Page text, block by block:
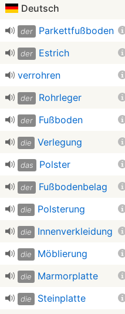
Deutsch
der Parkettfußboden
der Estrich
verrohren
der Rohrleger
der Fußboden
die Verlegung
das Polster
der Fußbodenbelag
die Polsterung
die Innenverkleidung
die Möblierung
die Marmorplatte
die Steinplatte